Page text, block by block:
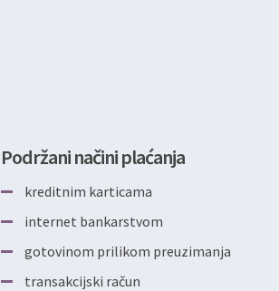
Podržani načini plaćanja
kreditnim karticama
internet bankarstvom
gotovinom prilikom preuzimanja
transakcijski račun